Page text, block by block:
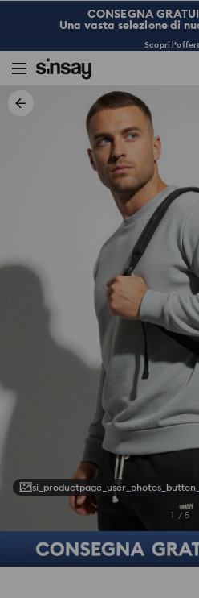
CONSEGNA
Una vasta selezione di
Scopri
1 / 5